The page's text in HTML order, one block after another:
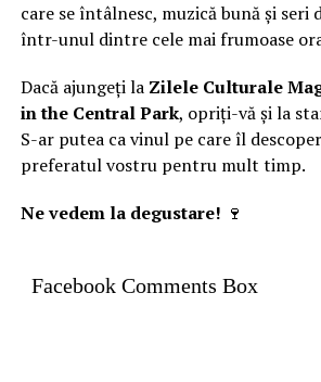
care se întâlnesc, muzică bună și seri
într-unul dintre cele mai frumoase
Dacă ajungeți la Zilele Culturale
in the Central Park, opriți-vă și la
S-ar putea ca vinul pe care îl
preferatul vostru pentru mult timp.
Ne vedem la degustare! 🍷
Facebook Comments Box